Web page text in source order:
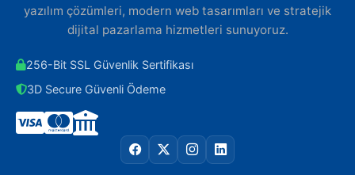
yazılım çözümleri, modern web tasarımları ve stratejik
dijital pazarlama hizmetleri sunuyoruz.
256-Bit SSL Güvenlik Sertifikası
3D Secure Güvenli Ödeme